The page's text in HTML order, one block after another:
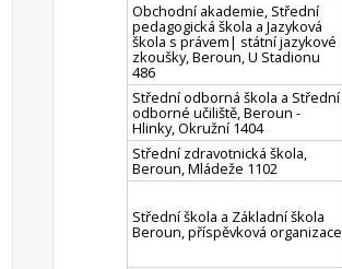
Obchodní akademie, Střední
pedagogická škola a Jazyková
škola s právem| státní jazykové
zkoušky, Beroun, U Stadionu
486
Střední odborná škola a Střední
odborné učiliště, Beroun -
Hlinky, Okružní 1404
Střední zdravotnická škola,
Beroun, Mládeže 1102
Střední škola a Základní škola
Beroun, příspěvková organizace